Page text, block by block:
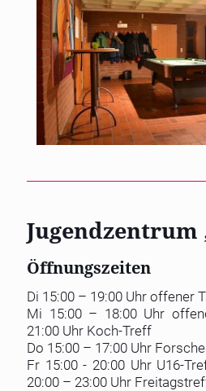
Jugendzentrum
Öffnungszeiten
Di 15:00 – 19:00 Uhr offener
Mi 15:00 – 18:00 Uhr
21:00 Uhr Koch-Treff
Do 15:00 – 17:00 Uhr
Fr 15:00 - 20:00 Uhr U16-
20:00 – 23:00 Uhr